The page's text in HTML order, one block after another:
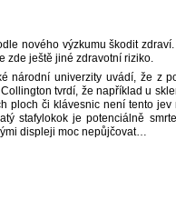
nového výzkumu škodit
zde ještě jiné zdravotní riziko.
národní univerzity uvádí, že z
tvrdí, že například u
ploch či klávesnic není tento jev
stafylokok je potenciálně
displeji moc nepůjčovat…